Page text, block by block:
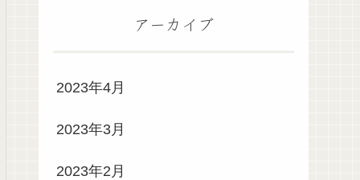
アーカイブ
2023年4月
2023年3月
2023年2月